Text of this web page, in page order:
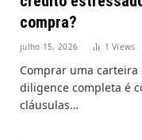
compra?
julho 15, 2026 1Views
Comprar uma
diligence completa é
cláusulas…